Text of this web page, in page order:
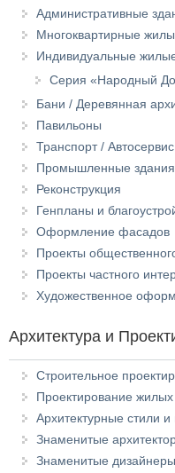
Административные
Многоквартирные
Индивидуальные
Серия «Народный
Бани / Деревянная
Павильоны
Транспорт / Автосервис
Промышленные
Реконструкция
Генпланы и
Оформление фасадов
Проекты
Проекты частного
Художественное
Архитектура и
Строительное
Проектирование жилых
Архитектурные стили
Знаменитые
Знаменитые дизайнеры